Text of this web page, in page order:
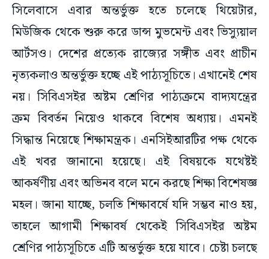
সিলেবাসে এবার অন্তর্ভুক্ত হতে চলেছে থিয়েটার,
মিউজিক থেকে শুরু করে ডান্স মুভমেন্ট এবং ভিস্যুয়াল
আর্টসও। দেশের প্রত্যেক রাজ্যের সঙ্গীত এবং প্রাচীন
নৃত্যকলাও অন্তর্ভুক্ত হচ্ছে এই পাঠ্যসূচিতে। এখানেই শেষ
নয়। সিবিএসইর অষ্টম শ্রেণির পাঠ্যক্রমে বাদ্যযন্ত্রের
ক্রম বিবর্তন নিয়েও থাকবে বিশেষ অধ্যায়। এমনই
সিদ্ধান্ত নিয়েছে শিক্ষামন্ত্রক। এনসিইআরটির পক্ষ থেকে
এই খবর জানানো হয়েছে। এই বিষয়কে যথেষ্টই
আকর্ষণীয় এবং অভিনব বলে মনে করছে শিক্ষা বিশেষজ্ঞ
মহল। জানা যাচ্ছে, চলতি শিক্ষাবর্ষে যদি সম্ভব নাও হয়,
তাহলে আগামী শিক্ষাবর্ষ থেকেই সিবিএসইর অষ্টম
শ্রেণির পাঠ্যসূচিতে এটি অন্তর্ভুক্ত হয়ে যাবে। চেষ্টা চলছে